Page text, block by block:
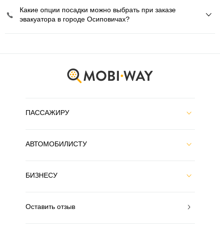
Какие опции посадки можно выбрать при заказе
эвакуатора в городе Осиповичах?
ПАССАЖИРУ
АВТОМОБИЛИСТУ
БИЗНЕСУ
Оставить отзыв